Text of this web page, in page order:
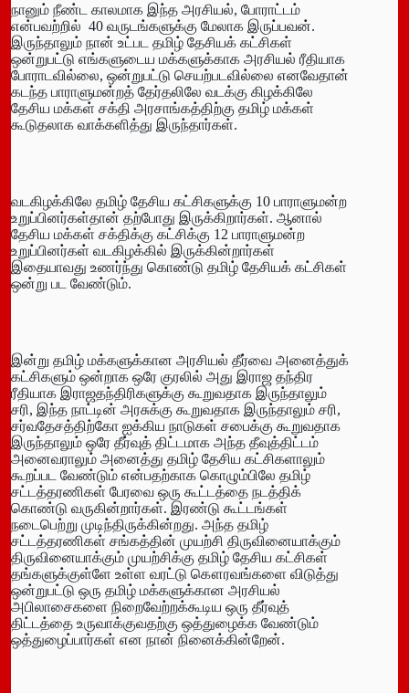
நானும் நீண்ட காலமாக இந்த அரசியல், போராட்டம்
என்பவற்றில் 40 வருடங்களுக்கு மேலாக இருப்பவன்.
இருந்தாலும் நான் உட்பட தமிழ் தேசியக் கட்சிகள்
ஒன்றுபட்டு எங்களுடைய மக்களுக்காக அரசியல் ரீதியாக
போராடவில்லை, ஒன்றுபட்டு செயற்படவில்லை எனவேதான்
கடந்த பாராளுமன்றத் தேர்தலிலே வடக்கு கிழக்கிலே
தேசிய மக்கள் சக்தி அரசாங்கத்திற்கு தமிழ் மக்கள்
கூடுதலாக வாக்களித்து இருந்தார்கள்.
வடகிழக்கிலே தமிழ் தேசிய கட்சிகளுக்கு 10 பாராளுமன்ற
உறுப்பினர்கள்தான் தற்போது இருக்கிறார்கள். ஆனால்
தேசிய மக்கள் சக்திக்கு கட்சிக்கு 12 பாராளுமன்ற
உறுப்பினர்கள் வடகிழக்கில் இருக்கின்றார்கள்
இதையாவது உணர்ந்து கொண்டு தமிழ் தேசியக் கட்சிகள்
ஒன்று பட வேண்டும்.
இன்று தமிழ் மக்களுக்கான அரசியல் தீர்வை அனைத்துக்
கட்சிகளும் ஒன்றாக ஒரே குரலில் அது இராஜ தந்திர
ரீதியாக இராஜதந்திரிகளுக்கு கூறுவதாக இருந்தாலும்
சரி, இந்த நாட்டின் அரசுக்கு கூறுவதாக இருந்தாலும் சரி,
சர்வதேசத்திற்கோ ஐக்கிய நாடுகள் சபைக்கு கூறுவதாக
இருந்தாலும் ஒரே தீர்வுத் திட்டமாக அந்த தீவுத்திட்டம்
அனைவராலும் அனைத்து தமிழ் தேசிய கட்சிகளாலும்
கூறப்பட வேண்டும் என்பதற்காக கொழும்பிலே தமிழ்
சட்டத்தரணிகள் பேரவை ஒரு கூட்டத்தை நடத்திக்
கொண்டு வருகின்றார்கள். இரண்டு கூட்டங்கள்
நடைபெற்று முடிந்திருக்கின்றது. அந்த தமிழ்
சட்டத்தரணிகள் சங்கத்தின் முயற்சி திருவினையாக்கும்
திருவினையாக்கும் முயற்சிக்கு தமிழ் தேசிய கட்சிகள்
தங்களுக்குள்ளே உள்ள வரட்டு கௌரவங்களை விடுத்து
ஒன்றுபட்டு ஒரு தமிழ் மக்களுக்கான அரசியல்
அபிலாசைகளை நிறைவேற்றக்கூடிய ஒரு தீர்வுத்
திட்டத்தை உருவாக்குவதற்கு ஒத்துழைக்க வேண்டும்
ஒத்துழைப்பார்கள் என நான் நினைக்கின்றேன்.